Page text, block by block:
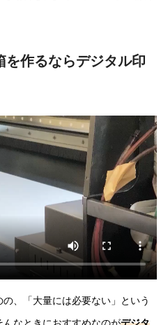
を作るならデジタル印
、「大量には必要ない」という